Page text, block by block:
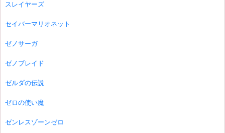
スレイヤーズ
セイバーマリオネット
ゼノサーガ
ゼノブレイド
ゼルダの伝説
ゼロの使い魔
ゼンレスゾーンゼロ